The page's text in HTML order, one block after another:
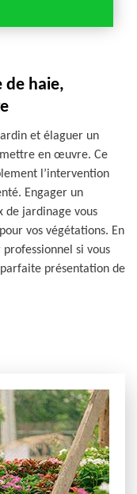
de haie,
et élaguer un
en œuvre. Ce
l’intervention
Engager un
de jardinage vous
vos végétations. En
si vous
présentation de